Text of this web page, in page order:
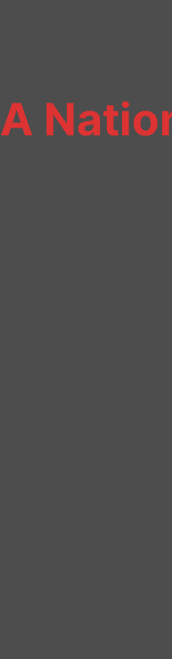
A